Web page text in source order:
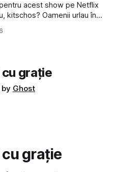
acest show pe Netflix
kitschos? Oamenii urlau în
că am zis pas. Apoi ceva,
grație
Ghost
grație